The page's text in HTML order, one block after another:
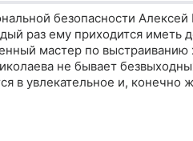
безопасности
раз ему приходится иметь
мастер по
не бывает
в увлекательное и, конечно